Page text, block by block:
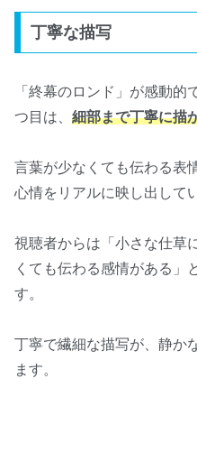
丁寧な描写
「終幕のロンド」が感動
つ目は、 細部まで丁寧に描
言葉が少なくても伝わる表
心情をリアルに映し出して
視聴者からは「小さな仕草
くても伝わる感情がある」
す。
丁寧で繊細な描写が、静か
ます。